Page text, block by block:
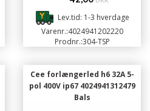
Lev.tid: 1-3 hverdage
Varenr.:4024941202220
Prodnr.:304-TSP
Cee forlængerled h6 32A 5-
pol 400V ip67 4024941312479
Bals